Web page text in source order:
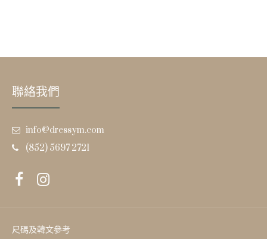
聯絡我們
info@dressym.com
(852) 5697 2721
尺碼及韓文參考